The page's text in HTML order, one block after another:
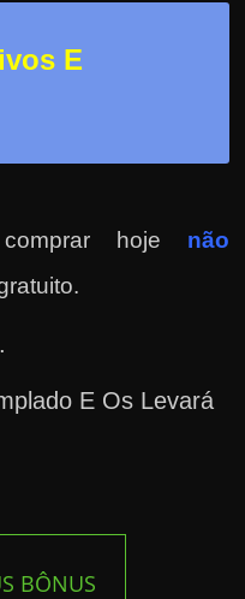
E
hoje não
E Os Levará
BÔNUS